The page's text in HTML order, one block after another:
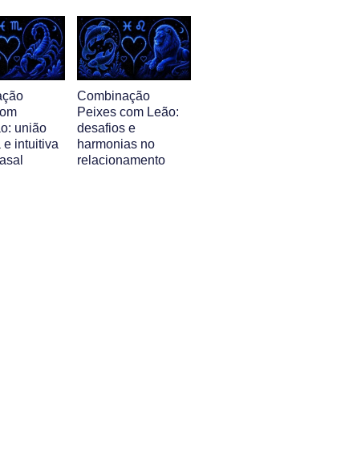
união
e intuitiva
Combinação
Peixes com Leão:
desafios e
harmonias no
relacionamento